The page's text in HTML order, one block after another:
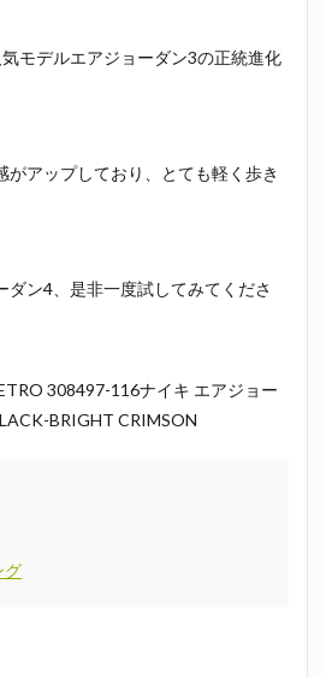
モデルエアジョーダン3の正統進化
がアップしており、とても軽く歩き
ダン4、是非一度試してみてくださ
308497-116ナイキ エアジョー
BRIGHT CRIMSON
グ